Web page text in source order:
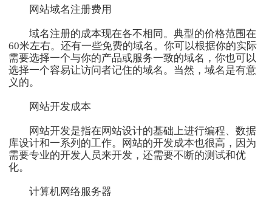
网站域名注册费用
域名注册的成本现在各不相同。典型的价格范围在
60米左右。还有一些免费的域名。你可以根据你的实际
需要选择一个与你的产品或服务一致的域名，你也可以
选择一个容易让访问者记住的域名。当然，域名是有意
义的。
网站开发成本
网站开发是指在网站设计的基础上进行编程、数据
库设计和一系列的工作。网站的开发成本也很高，因为
需要专业的开发人员来开发，还需要不断的测试和优
化。
计算机网络服务器